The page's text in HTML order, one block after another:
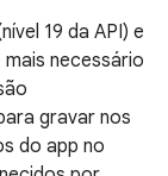
19 da API) e
necessário
gravar nos
do app no